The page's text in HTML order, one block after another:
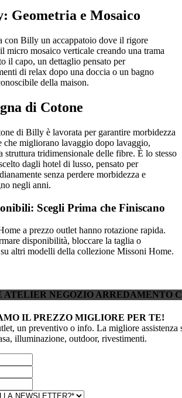
Geometria e Mosaico
con Billy un accappatoio dove il rigore
micro mosaico verticale creando una trama
il capo, un dettaglio pensato per
di relax dopo una doccia o un bagno
della maison.
di Cotone
di Billy è lavorata per garantire morbidezza
che migliorano lavaggio dopo lavaggio,
struttura tridimensionale delle fibre. È lo stesso
dagli hotel di lusso, pensato per
senza perdere morbidezza e
negli anni.
Scegli Prima che Finiscano
a prezzo outlet hanno rotazione rapida.
disponibilità, bloccare la taglia o
altri modelli della collezione Missoni Home.
ATELIER NEGOZIO ARREDAMENTO
IL PREZZO MIGLIORE PER TE!
un preventivo o info. La migliore
illuminazione, outdoor, rivestimenti.